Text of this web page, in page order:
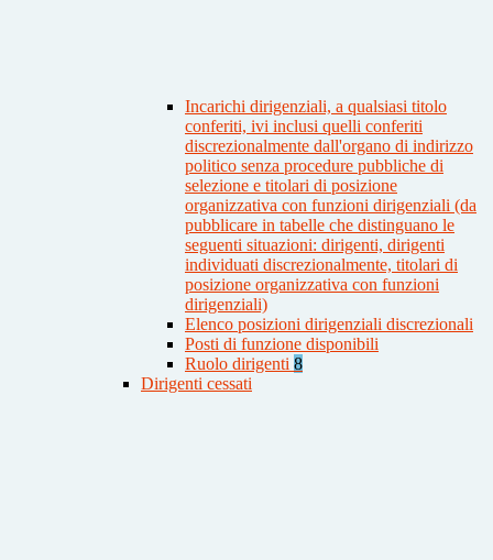
Incarichi dirigenziali, a qualsiasi titolo
conferiti, ivi inclusi quelli conferiti
discrezionalmente dall'organo di indirizzo
politico senza procedure pubbliche di
selezione e titolari di posizione
organizzativa con funzioni dirigenziali (da
pubblicare in tabelle che distinguano le
seguenti situazioni: dirigenti, dirigenti
individuati discrezionalmente, titolari di
posizione organizzativa con funzioni
dirigenziali)
Elenco posizioni dirigenziali discrezionali
Posti di funzione disponibili
Ruolo dirigenti 8
Dirigenti cessati